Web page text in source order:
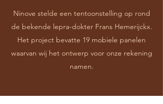
Ninove stelde een tentoonstelling op rond
de bekende lepra-dokter Frans Hemerijckx.
Het project bevatte 19 mobiele panelen
waarvan wij het ontwerp voor onze rekening
namen.